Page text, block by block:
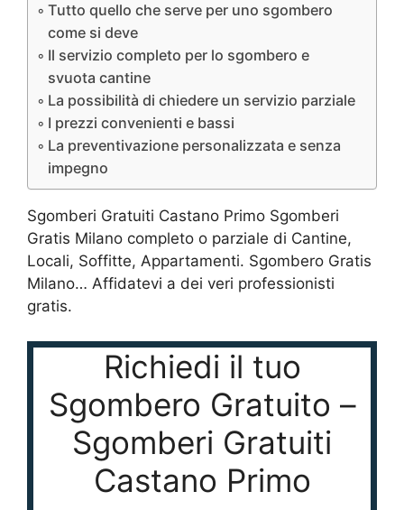
Tutto quello che serve per uno sgombero
come si deve
Il servizio completo per lo sgombero e
svuota cantine
La possibilità di chiedere un servizio parziale
I prezzi convenienti e bassi
La preventivazione personalizzata e senza
impegno
Sgomberi Gratuiti Castano Primo Sgomberi
Gratis Milano completo o parziale di Cantine,
Locali, Soffitte, Appartamenti. Sgombero Gratis
Milano… Affidatevi a dei veri professionisti
gratis.
Richiedi il tuo
Sgombero Gratuito –
Sgomberi Gratuiti
Castano Primo